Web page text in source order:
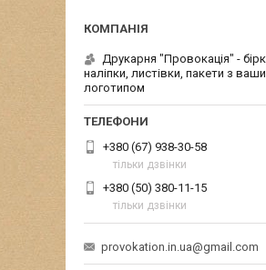
Друкарня "Провокація" -
наліпки, листівки, пакети з
логотипом
+380 (67) 938-30-58
тільки дзвінки
+380 (50) 380-11-15
тільки дзвінки
provokation.in.ua@gmail.com